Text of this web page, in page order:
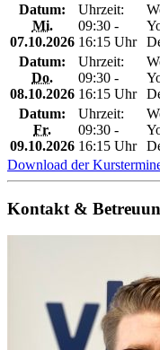
Datum:
Mi.
07.10.2026
Uhrzeit:
09:30 -
16:15 Uhr
Datum:
Do.
08.10.2026
Uhrzeit:
09:30 -
16:15 Uhr
Datum:
Fr.
09.10.2026
Uhrzeit:
09:30 -
16:15 Uhr
Download der
Kontakt &